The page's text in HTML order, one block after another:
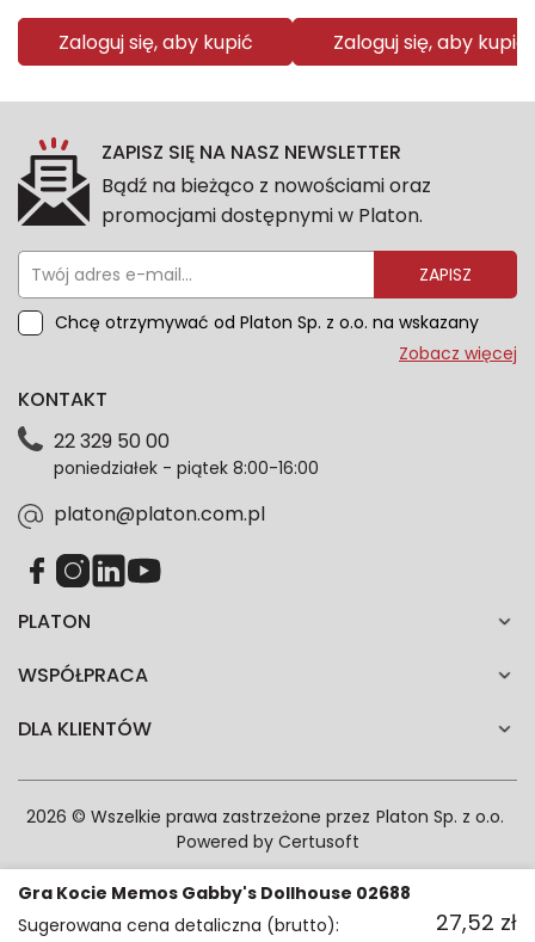
Zaloguj się, aby kupić Zaloguj się, aby kupić
Gra Kocie Memos Gabby's Dollhouse 02688
Sugerowana cena detaliczna (brutto):
27,52 zł
ZAPISZ SIĘ NA NASZ NEWSLETTER
Bądź na bieżąco z nowościami oraz
promocjami dostępnymi w Platon.
ZAPISZ
Chcę otrzymywać od Platon Sp. z o.o. na wskazany
przeze mnie adres e-mail informacje marketingowe
dotyczące danych osobowych znajdziesz w naszej
każdym czasie. Wycofanie zgody nie wpłynie na
zgodność z prawem przetwarzania dokonanego przed
Zobacz więcej
PLATON
WSPÓŁPRACA
DLA KLIENTÓW
KONTAKT
22 329 50 00
poniedziałek - piątek 8:00-16:00
platon@platon.com.pl
2026 © Wszelkie prawa zastrzeżone przez Platon Sp. z o.o.
Powered by Certusoft